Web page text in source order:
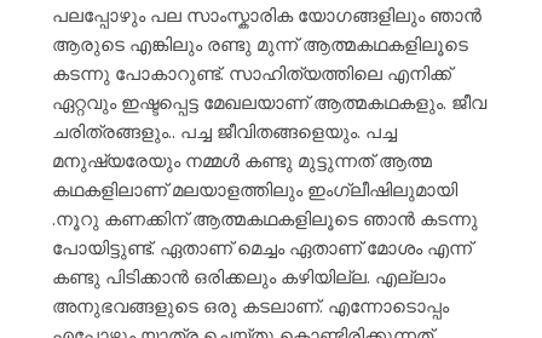
പലപ്പോഴും പല സാംസ്കാരിക യോഗങ്ങളിലും ഞാൻ
ആരുടെ എങ്കിലും രണ്ടു മുന്ന് ആത്മകഥകളിലൂടെ
കടന്നു പോകാറുണ്ട്. സാഹിത്യത്തിലെ എനിക്ക്
ഏറ്റവും ഇഷ്ടപ്പെട്ട മേഖലയാണ് ആത്മകഥകളും. ജീവ
ചരിത്രങ്ങളും.. പച്ച ജീവിതങ്ങളെയും. പച്ച
മനുഷ്യരേയും നമ്മൾ കണ്ടു മുട്ടുന്നത് ആത്മ
കഥകളിലാണ് മലയാളത്തിലും ഇംഗ്ലീഷിലുമായി
.നൂറു കണക്കിന് ആത്മകഥകളിലൂടെ ഞാൻ കടന്നു
പോയിട്ടുണ്ട്. ഏതാണ് മെച്ചം ഏതാണ് മോശം എന്ന്
കണ്ടു പിടിക്കാൻ ഒരിക്കലും കഴിയില്ല. എല്ലാം
അനുഭവങ്ങളുടെ ഒരു കടലാണ്. എന്നോടൊപ്പം